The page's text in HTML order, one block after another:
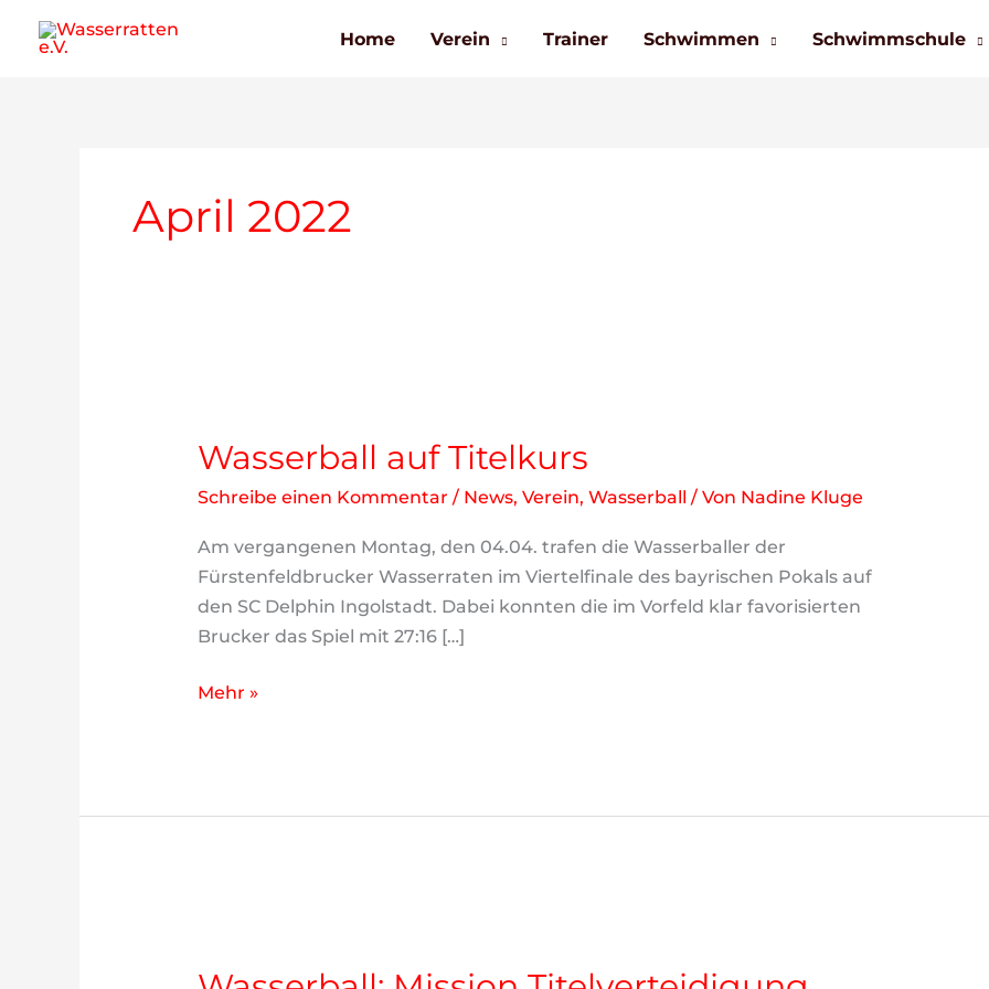
Inhalt
Home Verein Trainer Schwimmen Schwimmschule
April 2022
Wasserball auf Titelkurs
Schreibe einen Kommentar / News, Verein, Wasserball / Von Nadine Kluge
Am vergangenen Montag, den 04.04. trafen die Wasserballer der
Fürstenfeldbrucker Wasserraten im Viertelfinale des bayrischen Pokals auf
den SC Delphin Ingolstadt. Dabei konnten die im Vorfeld klar favorisierten
Brucker das Spiel mit 27:16 […]
Wasserball
Mehr »